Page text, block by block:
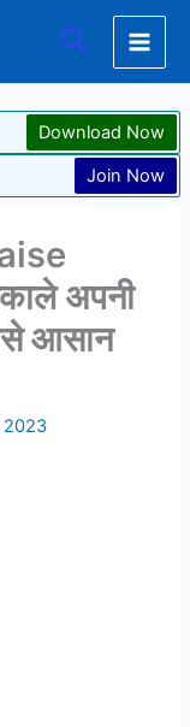
Search
Download Now
Join Now
अपनी
आसान
2023